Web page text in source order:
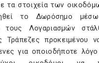
τα στοιχεία των
το Δωρόσημο
τους Λογαριασμών
Τράπεζες προκειμένου
για οποιοδήποτε